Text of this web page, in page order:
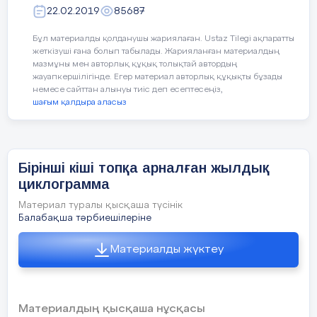
тындырдық..
Балалар Қазақстан туралы өлеңдер оқып,
жақсы мақал-мәтелдер айту,елімізді,
жерімізді мадақтау бүгін біздің
еншімізде. Ендеше өнерімізді ортаға
салайық.
Аспандаған байрақтың
Қанша жұлдыз жайнаттың.
Қанша бұлбұл сайраттың ,
Қазақстан ардақтым.
Күнді құшқан қос қыран,
Аясында қалқыған.
ұйымдастырылады
Ойын барысы :
Бұл ойынды оқушылар
жұптарымен ойнайды. Әр балаға
қандай да бір затты құрайды.
Екіншісі бірнеше секунд
көлемінде қарап алады да, оны
қайтадан жасауға тырысады.
Содан кейін оқушылар орнын
ауыстырады, екіншісі көрсетеді,
біріншісі қайталайды.
22.02.2019 85687
Бұл материалды қолданушы жариялаған. Ustaz Tilegi ақпаратты
жеткізуші ғана болып табылады. Жарияланған материалдың
мазмұны мен авторлық құқық толықтай автордың
жауапкершілігінде. Егер материал авторлық құқықты бұзады
немесе сайттан алынуы тиіс деп есептесеңіз,
шағым қалдыра аласыз
Бірінші кіші топқа арналған жылдық
циклограмма
Материал туралы қысқаша түсінік
Балабақша тәрбиешілеріне
Материалды жүктеу
Материалдың қысқаша нұсқасы